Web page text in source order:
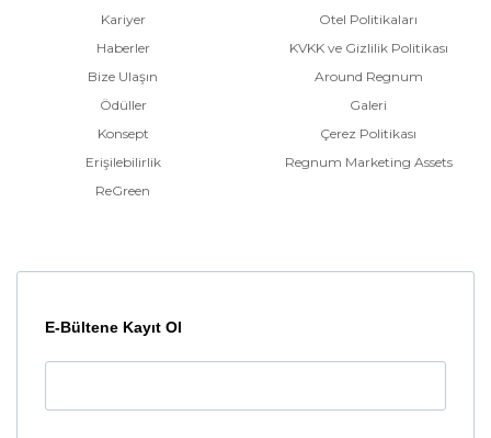
Kariyer
Haberler
Bize Ulaşın
Ödüller
Konsept
Erişilebilirlik
ReGreen
Otel Politikaları
KVKK ve Gizlilik Politikası
Around Regnum
Galeri
Çerez Politikası
Regnum Marketing Assets
E-Bültene Kayıt Ol